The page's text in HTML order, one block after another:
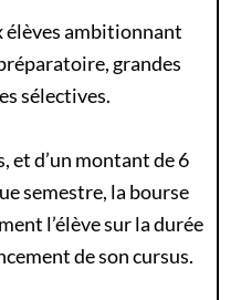
élèves ambitionnant
grandes
sélectives.
et d’un montant de 6
semestre, la bourse
l’élève sur la durée
de son cursus.